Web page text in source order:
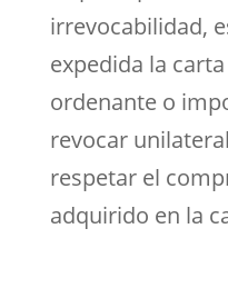
irrevocabilidad,
expedida la
ordenante o
revocar
respetar el
adquirido en la